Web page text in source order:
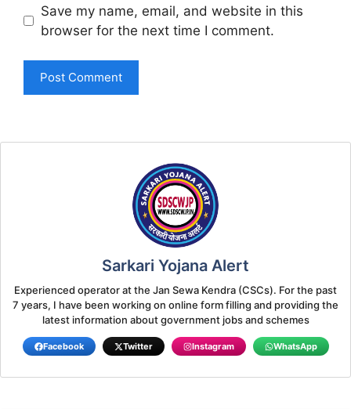
Save my name, email, and website in this
browser for the next time I comment.
Sarkari Yojana Alert
Experienced operator at the Jan Sewa Kendra (CSCs). For the past
7 years, I have been working on online form filling and providing the
latest information about government jobs and schemes
Facebook Twitter Instagram WhatsApp